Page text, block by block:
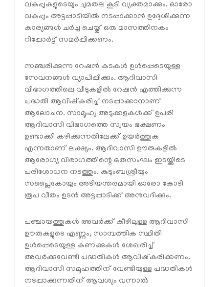
വകുപ്പുകളുടെയും ചുമതല കൂടി വ്യക്തമാക്കും. ഓരോ
വകുപ്പും അട്ടപ്പാടിയില്‍ നടപ്പാക്കാന്‍ ഉദ്ദേശിക്കുന്ന
കാര്യങ്ങള്‍ ചര്‍ച്ച ചെയ്ത് ഒരു മാസത്തിനകം
റിപ്പോര്‍ട്ട് സമര്‍പ്പിക്കണം.
സഞ്ചരിക്കുന്ന റേഷന്‍ കടകള്‍ ഉള്‍പ്പെടെയുള്ള
സേവനങ്ങള്‍ വ്യാപിപ്പിക്കും. ആദിവാസി
വിഭാഗത്തിലെ വീടുകളില്‍ റേഷന്‍ എത്തിക്കുന്ന
പദ്ധതി ആവിഷ്‌കരിച്ച് നടപ്പാക്കാനാണ്
ആലോചന. സാമൂഹ്യ അടുക്കളകള്‍ക്ക് ഉപരി
ആദിവാസി വിഭാഗത്തെ സ്വയം ഭക്ഷണം
ഉണ്ടാക്കി കഴിക്കുന്നതിലേക്ക് ഉയര്‍ത്തുക
എന്നതാണ് ലക്ഷ്യം. ആദിവാസി ഊരുകളില്‍
ആരോഗ്യ വിഭാഗത്തിന്റെ ഒരുസംഘം ഇടയ്ക്കിടെ
പരിശോധന നടത്തും. കുടുംബശ്രീയും
സപ്ലൈകോയും അടിയന്തരമായി ഓരോ കോടി
രൂപ വീതം ഉടന്‍ അട്ടപ്പാടിക്ക് അനുവദിക്കും.
പഞ്ചായത്തുകള്‍ അവര്‍ക്ക് കീഴിലുള്ള ആദിവാസി
ഊരുകളുടെ എണ്ണം, സാമ്പത്തിക സ്ഥിതി
ഉള്‍പ്പെടെയുള്ള കണക്കുകള്‍ ശേഖരിച്ച്
അവര്‍ക്കുവേണ്ടി പദ്ധതികള്‍ ആവിഷ്‌കരിക്കണം.
ആദിവാസി സമൂഹത്തിന് വേണ്ടിയുള്ള പദ്ധതികള്‍
നടപ്പാക്കുന്നതിന് ആവശ്യം വന്നാല്‍